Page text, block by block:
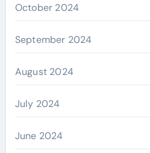
October 2024
September 2024
August 2024
July 2024
June 2024